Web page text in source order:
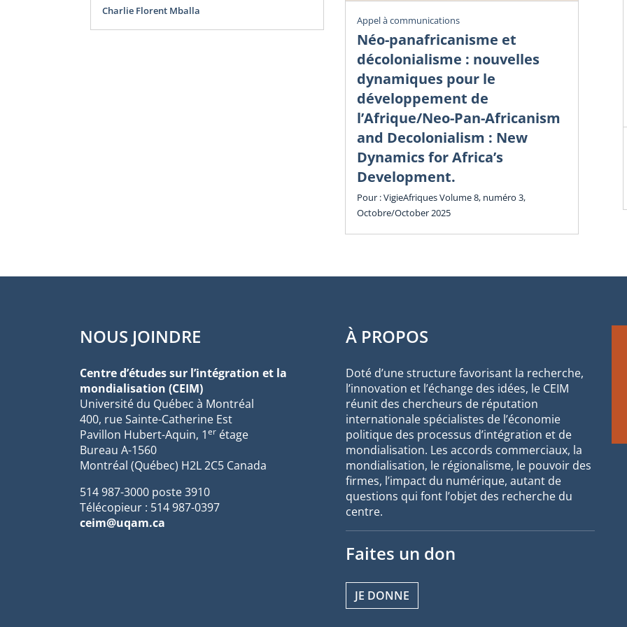
Charlie Florent Mballa
Appel à communications
Néo-panafricanisme et
décolonialisme : nouvelles
dynamiques pour le
développement de
l’Afrique/Neo-Pan-Africanism
and Decolonialism : New
Dynamics for Africa’s
Development.
Pour : VigieAfriques Volume 8, numéro 3,
Octobre/October 2025
NOUS JOINDRE
Centre d’études sur l’intégration et la
mondialisation (CEIM)
Université du Québec à Montréal
400, rue Sainte-Catherine Est
Pavillon Hubert-Aquin, 1er étage
Bureau A-1560
Montréal (Québec) H2L 2C5 Canada
514 987-3000 poste 3910
Télécopieur : 514 987-0397
ceim@uqam.ca
À PROPOS
Doté d’une structure favorisant la recherche,
l’innovation et l’échange des idées, le CEIM
réunit des chercheurs de réputation
internationale spécialistes de l’économie
politique des processus d’intégration et de
mondialisation. Les accords commerciaux, la
mondialisation, le régionalisme, le pouvoir des
firmes, l’impact du numérique, autant de
questions qui font l’objet des recherche du
centre.
Faites un don
JE DONNE